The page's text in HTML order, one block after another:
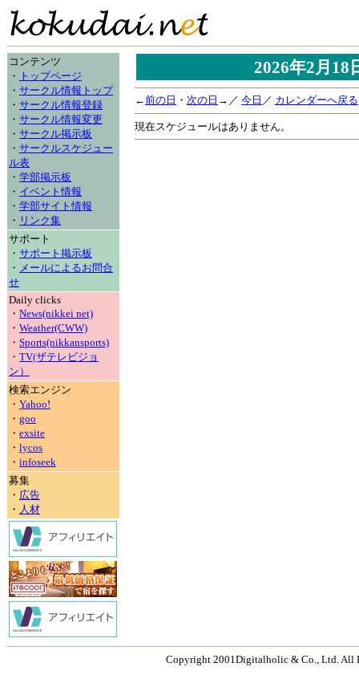
コンテンツ
・ トップページ
・ サークル情報トップ
・ サークル情報登録
・ サークル情報変更
・ サークル掲示板
・ サークルスケジュー
ル表
・ 学部掲示板
・ イベント情報
・ 学部サイト情報
・ リンク集
サポート
・ サポート掲示板
・ メールによるお問合
せ
Daily clicks
・ News(nikkei net)
・ Weather(CWW)
・ Sports(nikkansports)
・ TV(ザテレビジョ
ン）
検索エンジン
・ Yahoo!
・ goo
・ exsite
・ lycos
・ infoseek
募集
・ 広告
・ 人材
2026年2月
←前の日 ・ 次の日 →／ 今日 ／ カレンダーへ戻る
現在スケジュールはありません。
Copyright 2001Digitalholic & Co., Ltd. All